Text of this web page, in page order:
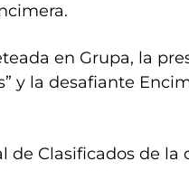
en Grupa, la
y la desafiante
de Clasificados de la